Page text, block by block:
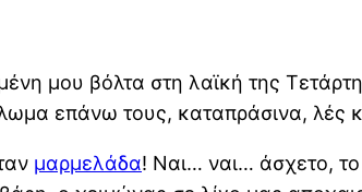
μου βόλτα στη λαϊκή της
επάνω τους, καταπράσινα, λές
μαρμελάδα! Ναι… ναι… άσχετο,